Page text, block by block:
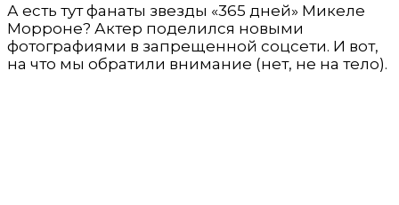
А есть тут фанаты звезды «365 дней» Микеле
Морроне? Актер поделился новыми
фотографиями в запрещенной соцсети. И вот,
на что мы обратили внимание (нет, не на тело).